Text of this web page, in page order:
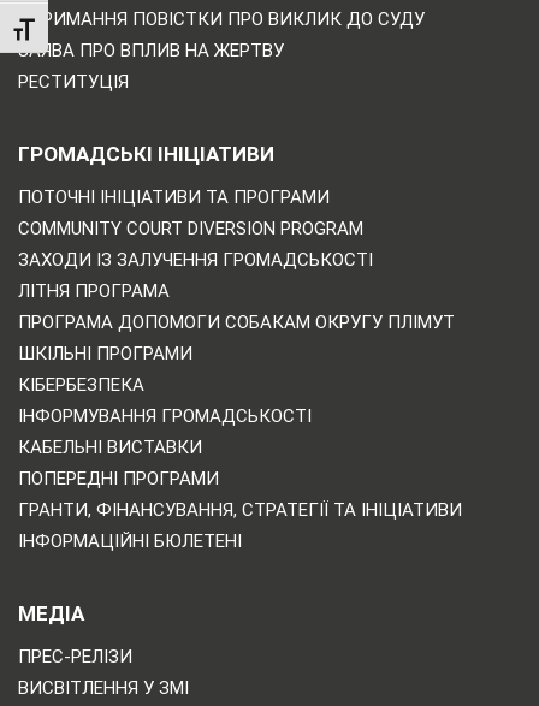
TOGGLE FONT SIZE
ОТРИМАННЯ ПОВІСТКИ ПРО ВИКЛИК ДО СУДУ
ЗАЯВА ПРО ВПЛИВ НА ЖЕРТВУ
РЕСТИТУЦІЯ
ГРОМАДСЬКІ ІНІЦІАТИВИ
ПОТОЧНІ ІНІЦІАТИВИ ТА ПРОГРАМИ
COMMUNITY COURT DIVERSION PROGRAM
ЗАХОДИ ІЗ ЗАЛУЧЕННЯ ГРОМАДСЬКОСТІ
ЛІТНЯ ПРОГРАМА
ПРОГРАМА ДОПОМОГИ СОБАКАМ ОКРУГУ ПЛІМУТ
ШКІЛЬНІ ПРОГРАМИ
КІБЕРБЕЗПЕКА
ІНФОРМУВАННЯ ГРОМАДСЬКОСТІ
КАБЕЛЬНІ ВИСТАВКИ
ПОПЕРЕДНІ ПРОГРАМИ
ГРАНТИ, ФІНАНСУВАННЯ, СТРАТЕГІЇ ТА ІНІЦІАТИВИ
ІНФОРМАЦІЙНІ БЮЛЕТЕНІ
МЕДІА
ПРЕС-РЕЛІЗИ
ВИСВІТЛЕННЯ У ЗМІ